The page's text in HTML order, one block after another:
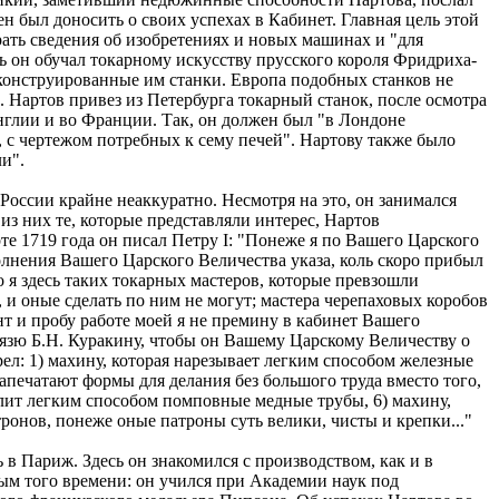
был доносить о своих успехах в Кабинет. Главная цель этой
сведения об изобретениях и новых машинах и "для
обучал токарному искусству прусского короля Фридриха-
им станки. Европа подобных станков не
привез из Петербурга токарный станок, после осмотра
и во Франции. Так, он должен был "в Лондоне
чертежом потребных к сему печей". Нартову также было
крайне неаккуратно. Несмотря на это, он занимался
них те, которые представляли интерес, Нартов
1719 года он писал Петру I: "Понеже я по Вашего Царского
Вашего Царского Величества указа, коль скоро прибыл
таких токарных мастеров, которые превзошли
оные сделать по ним не могут; мастера черепаховых коробов
и пробу работе моей я не премину в кабинет Вашего
Б.H. Куракину, чтобы он Вашему Царскому Величеству о
1) махину, которая нарезывает легким способом железные
формы для делания без большого труда вместо того,
легким способом помповные медные трубы, 6) махину,
понеже оные патроны суть велики, чисты и крепки..."
Париж. Здесь он знакомился с производством, как и в
того времени: он учился при Академии наук под